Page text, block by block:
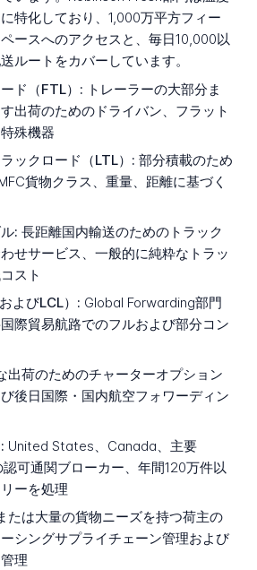
特化しており、1,000万平方フィー
ースへのアクセスと、毎日10,000以
ルートをカバーしています。
ド（FTL）: トレーラーの大部分ま
出荷のためのドライバン、フラット
殊機器
ックロード（LTL）: 部分積載のため
貨物クラス、重量、距離に基づく
: 長距離国内輸送のためのトラック
せサービス、一般的に純粋なトラッ
スト
よびLCL）: Global Forwarding部門
際貿易航路でのフルおよび部分コン
出荷のためのチャーターオプション
後日国際・国内航空フォワーディン
United States、Canada、主要
可通関ブローカー、年間120万件以
ーを処理
たは大量の貨物ニーズを持つ荷主の
シングサプライチェーン管理および
理